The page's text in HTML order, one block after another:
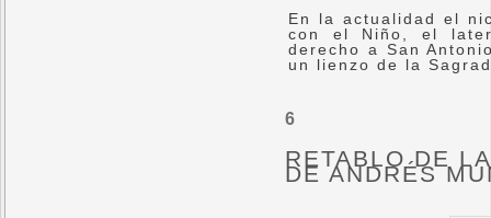
En la actualidad el
con el Niño, el
derecho a San
un lienzo de la
6
RETABLO DE
DE ANDRÉS